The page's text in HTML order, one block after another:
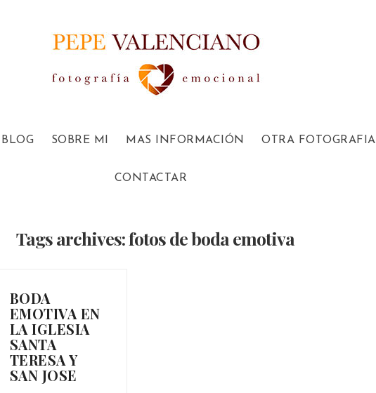
BLOG SOBRE MI MAS INFORMACIÓN OTRA FOTOGRAFIA
CONTACTAR
Tags archives: fotos de boda emotiva
BODA
EMOTIVA EN
LA IGLESIA
SANTA
TERESA Y
SAN JOSE